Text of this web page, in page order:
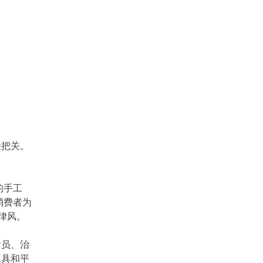
关。
手工
费者为
。
、治
和平